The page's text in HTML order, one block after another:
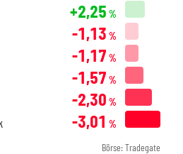
+2,25 %
-1,13 %
-1,17 %
-1,57 %
-2,30 %
-3,01 %
Börse: Tradegate